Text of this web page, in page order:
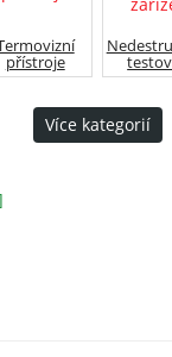
přístroje
Více kategorií